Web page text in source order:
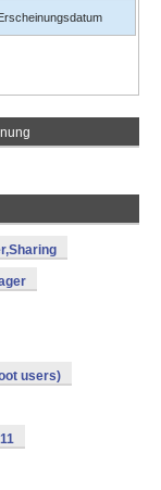
users)